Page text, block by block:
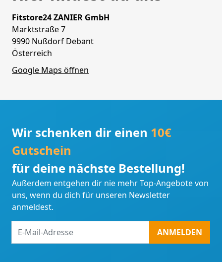
Fitstore24 ZANIER GmbH
Marktstraße 7
9990 Nußdorf Debant
Österreich
Google Maps öffnen
Wir schenken dir einen 10€
Gutschein
für deine nächste Bestellung!
Außerdem entgehen dir nie mehr Top-Angebote von
uns, wenn du dich für unseren Newsletter
anmeldest.
Mail-
ANMELDEN